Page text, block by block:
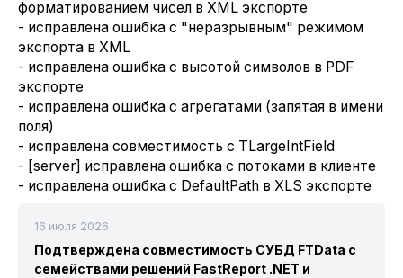
форматированием чисел в XML экспорте
- исправлена ошибка с "неразрывным" режимом
экспорта в XML
- исправлена ошибка с высотой символов в PDF
экспорте
- исправлена ошибка с агрегатами (запятая в имени
поля)
- исправлена совместимость с TLargeIntField
- [server] исправлена ошибка с потоками в клиенте
- исправлена ошибка с DefaultPath в XLS экспорте
16 июля 2026
Подтверждена совместимость СУБД FTData с
семействами решений FastReport .NET и